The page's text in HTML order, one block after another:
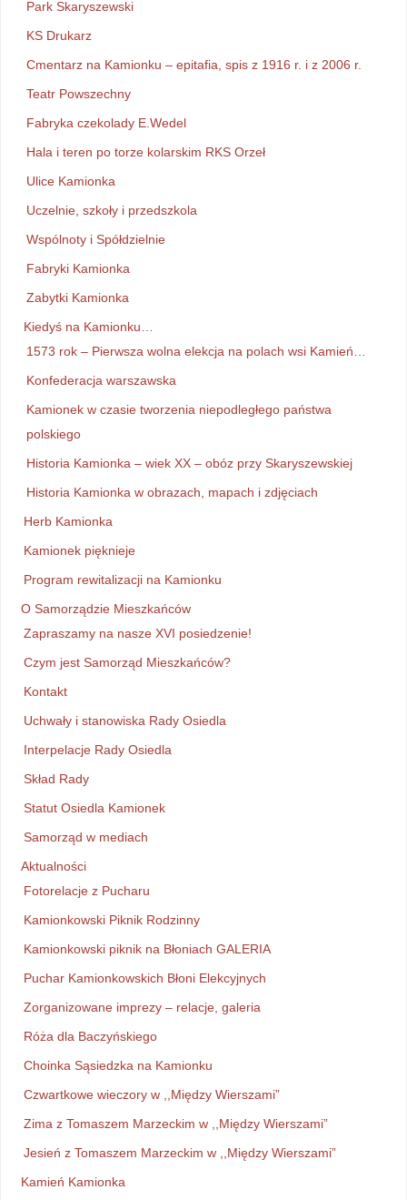
Park Skaryszewski
KS Drukarz
Cmentarz na Kamionku – epitafia, spis z 1916 r. i z 2006 r.
Teatr Powszechny
Fabryka czekolady E.Wedel
Hala i teren po torze kolarskim RKS Orzeł
Ulice Kamionka
Uczelnie, szkoły i przedszkola
Wspólnoty i Spółdzielnie
Fabryki Kamionka
Zabytki Kamionka
Kiedyś na Kamionku…
1573 rok – Pierwsza wolna elekcja na polach wsi Kamień…
Konfederacja warszawska
Kamionek w czasie tworzenia niepodległego państwa
polskiego
Historia Kamionka – wiek XX – obóz przy Skaryszewskiej
Historia Kamionka w obrazach, mapach i zdjęciach
Herb Kamionka
Kamionek pięknieje
Program rewitalizacji na Kamionku
O Samorządzie Mieszkańców
Zapraszamy na nasze XVI posiedzenie!
Czym jest Samorząd Mieszkańców?
Kontakt
Uchwały i stanowiska Rady Osiedla
Interpelacje Rady Osiedla
Skład Rady
Statut Osiedla Kamionek
Samorząd w mediach
Aktualności
Fotorelacje z Pucharu
Kamionkowski Piknik Rodzinny
Kamionkowski piknik na Błoniach GALERIA
Puchar Kamionkowskich Błoni Elekcyjnych
Zorganizowane imprezy – relacje, galeria
Róża dla Baczyńskiego
Choinka Sąsiedzka na Kamionku
Czwartkowe wieczory w ,,Między Wierszami”
Zima z Tomaszem Marzeckim w ,,Między Wierszami”
Jesień z Tomaszem Marzeckim w ,,Między Wierszami”
Kamień Kamionka